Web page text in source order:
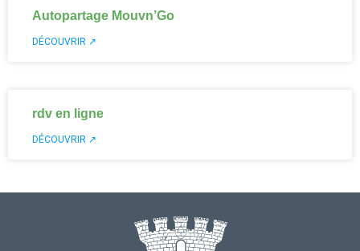
Autopartage Mouvn’Go
DÉCOUVRIR ↗
rdv en ligne
DÉCOUVRIR ↗